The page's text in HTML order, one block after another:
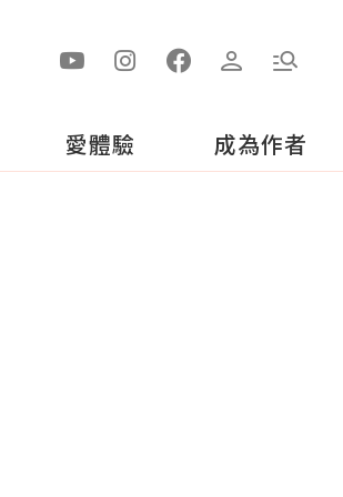
愛體驗 成為作者